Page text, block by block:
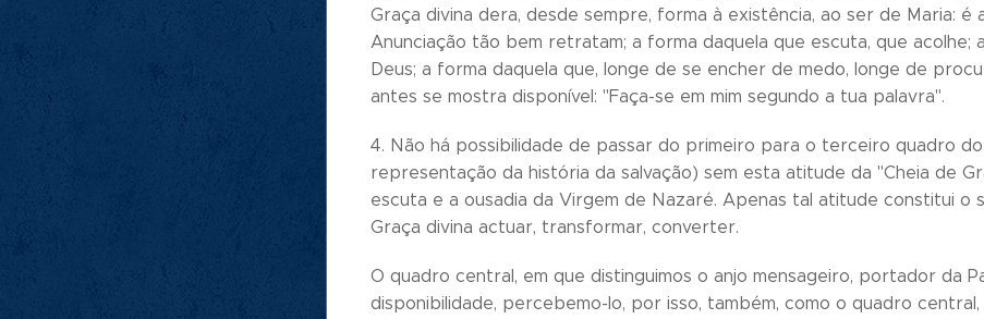
Graça divina dera, desde sempre, forma à existência, ao ser de Maria:
Anunciação tão bem retratam; a forma daquela que escuta, que
Deus; a forma daquela que, longe de se encher de medo, longe de
antes se mostra disponível: "Faça-se em mim segundo a tua palavra".
4. Não há possibilidade de passar do primeiro para o terceiro quadro
representação da história da salvação) sem esta atitude da "Cheia de
escuta e a ousadia da Virgem de Nazaré. Apenas tal atitude constitui
Graça divina actuar, transformar, converter.
O quadro central, em que distinguimos o anjo mensageiro, portador da
disponibilidade, percebemo-lo, por isso, também, como o quadro